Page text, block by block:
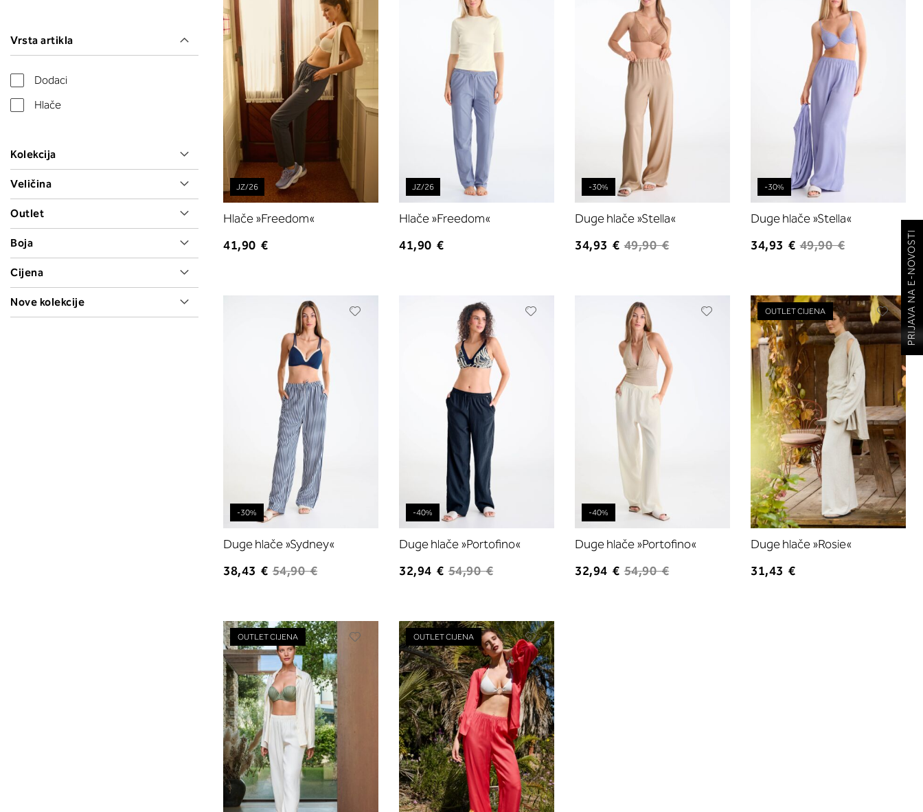
JZ/26
želja
Hlače »Freedom«
41,90 €
JZ/26
Hlače »Freedom«
41,90 €
-30%
Duge hlače »Stella«
34,93 € 49,90 €
-30%
Duge hlače »Stella«
34,93 € 49,90 €
-30%
Duge hlače »Sydney«
38,43 € 54,90 €
-40%
Duge hlače »Portofino«
32,94 € 54,90 €
-40%
Duge hlače »Portofino«
32,94 € 54,90 €
OUTLET CIJENA
Dodajte
na
listu
želja
Duge hlače »Rosie«
31,43 €
OUTLET CIJENA OUTLET CIJENA
Dodajte
na
listu
želja
Vrsta artikla
Dodaci
Hlače
Kolekcija
Veličina
Outlet
Boja
Cijena
Nove kolekcije PRIJAVA NA E-NOVOSTI